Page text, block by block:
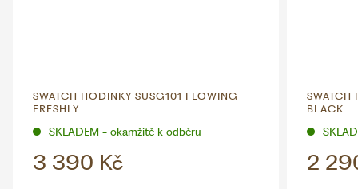
SWATCH HODINKY SUSG101 FLOWING
FRESHLY
SKLADEM - okamžitě k odběru
3 390 Kč
BLACK
2